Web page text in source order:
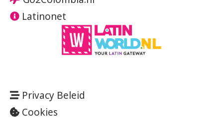
Latinonet
Privacy Beleid
Cookies